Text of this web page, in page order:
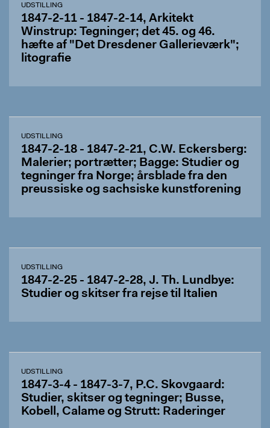
UDSTILLING
1847-2-11 - 1847-2-14, Arkitekt
Winstrup: Tegninger; det 45. og 46.
hæfte af "Det Dresdener Gallerieværk";
litografie
UDSTILLING
1847-2-18 - 1847-2-21, C.W. Eckersberg:
Malerier; portrætter; Bagge: Studier og
tegninger fra Norge; årsblade fra den
preussiske og sachsiske kunstforening
UDSTILLING
1847-2-25 - 1847-2-28, J. Th. Lundbye:
Studier og skitser fra rejse til Italien
UDSTILLING
1847-3-4 - 1847-3-7, P.C. Skovgaard:
Studier, skitser og tegninger; Busse,
Kobell, Calame og Strutt: Raderinger